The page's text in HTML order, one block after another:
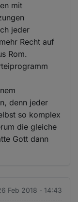
mit
jeder
Recht auf
Rom.
denn jeder
so komplex
die gleiche
Gott dann
Feb 2018 - 14:43